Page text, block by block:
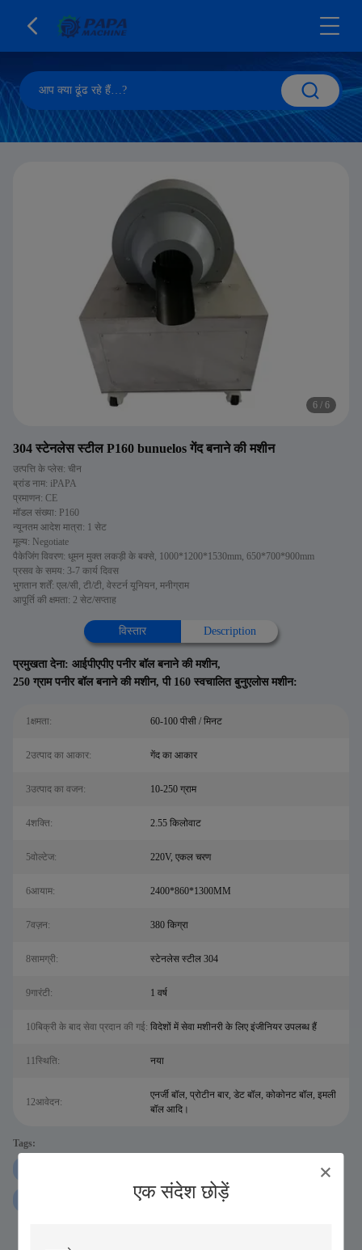
एक संदेश छोड़ें
6 / 6
304 स्टेनलेस स्टील P160 bunuelos गेंद बनाने की मशीन
उत्पत्ति के प्लेस: चीन
ब्रांड नाम: iPAPA
प्रमाणन: CE
मॉडल संख्या: P160
न्यूनतम आदेश मात्रा: 1 सेट
मूल्य: Negotiate
पैकेजिंग विवरण: धूमन मुक्त लकड़ी के बक्से, 1000*1200*1530mm, 650*700*900mm
प्रसव के समय: 3-7 कार्य दिवस
भुगतान शर्तें: एल/सी, टी/टी, वेस्टर्न यूनियन, मनीग्राम
आपूर्ति की क्षमता: 2 सेट/सप्ताह
विस्तार Description
प्रमुखता देना: आईपीएपीए पनीर बॉल बनाने की मशीन,
250 ग्राम पनीर बॉल बनाने की मशीन, पी 160 स्वचालित बुनुएलोस मशीन:
1क्षमता: 60-100 पीसी / मिनट
2उत्पाद का आकार: गेंद का आकार
3उत्पाद का वजन: 10-250 ग्राम
4शक्ति: 2.55 किलोवाट
5वोल्टेज: 220V, एकल चरण
6आयाम: 2400*860*1300MM
7वज़न: 380 किग्रा
8सामग्री: स्टेनलेस स्टील 304
9गारंटी: 1 वर्ष
10बिक्री के बाद सेवा प्रदान की गई: विदेशों में सेवा मशीनरी के लिए इंजीनियर उपलब्ध हैं
11स्थिति: नया
12आवेदन:
एनर्जी बॉल, प्रोटीन बार, डेट बॉल, कोकोनट बॉल, इमली
बॉल आदि।
Tags: